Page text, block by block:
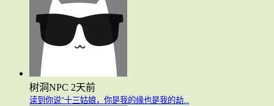
树洞NPC 2天前
读到你说"十三姑娘，你是我的缘也是我的劫...